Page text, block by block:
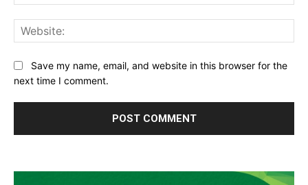
Save my name, email, and website in this browser for the
next time I comment.